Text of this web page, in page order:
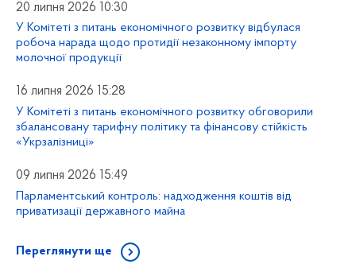
20 липня 2026 10:30
У Комітеті з питань економічного розвитку відбулася
робоча нарада щодо протидії незаконному імпорту
молочної продукції
16 липня 2026 15:28
У Комітеті з питань економічного розвитку обговорили
збалансовану тарифну політику та фінансову стійкість
«Укрзалізниці»
09 липня 2026 15:49
Парламентський контроль: надходження коштів від
приватизації державного майна
Переглянути ще